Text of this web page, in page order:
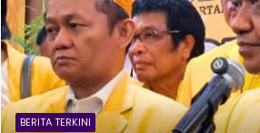
BERITA TERKINI